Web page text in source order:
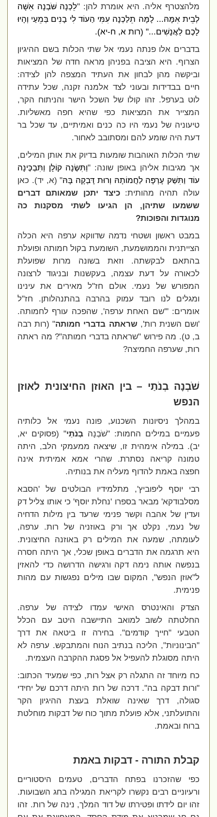
מלהצטרף אליה. היא אומרת להן: "לֵכְנָה שֹּׁבְנָה אִשָּׁה
לְבֵית אִמָּהּ... לָמָּה תֵלַכְנָה עִמִּי הַעוֹד לִי בָנִים בְּמֵעַי וְהָיוּ
לָכֶם לַאֲנָשִׁים..." (רות א, ח-יא).
בדברים אלו פנתה נעמי אל שתי הכלות בשם ההיגיון
הצרוף. היא הציבה בפניהן מראה חדה של המציאות
וביקשה מהן לבחון את העתיד המצפה להן לצידה:
חיים בבדידות ובעוני לצד אלמנה זקנה, שכל עתידה
לוט בערפל. זהו קולו של השכל הישר והניתוח הקר,
המצייר את המציאות כפי שהיא חפה מאשליות.
טיעוניה של נעמי היו כה כנים ואמיתיים, עד שכל בר
דעת היה שומע להם ומסתובב לאחור.
שתי הכלות האוהבות שומעות בדיוק את אותן המילים,
אך מגיבות אליהן באופן שונה: "וַתִּשֶּׂנָה קוֹלָן וַתִּבְכֶּינָה
עוֹד וַתִּשַּׁק עָרְפָּה לַחֲמוֹתָהּ וְרוּת דָּבְקָה בָּהּ" (א, יד). כאן
עולה תהיה מהותית:כיצד יתכן שמאותם דברים
ששמעו שתיהן, הן הגיעו לשתי מסקנות כה
מנוגדות והפוכות?
במבט ראשון ושטחי נדמה שדווקא ערפה היא הכלה
הצייתנית והממושמעת, השומעת בקול חמותה ופועלת
בהתאם לבקשתה. וזאת בשונה מרות שפועלת
לכאורה על דעת עצמה, בעקשנות ובניגוד לרצונה
המפורש של נעמי. אולם חז"ל מאירים את עינינו
ומגלים לנו רובד עמוק בהרבה בהתנהלותן. חז"ל
אומרים: "'שם האחת ערפה', שהפכה עורף לחמותה.
'ושם השנית רות',שראתה בדברי חמותה" (רות רבה
ב, ט). מה פירוש "שראתה בדברי חמותה"? מה ראתה
רות, שערפה החמיצה?
שֹׁבְנָה בְנֹתַי – בין האוזן החיצונית לאוזן
הנפש
במהלך ניסיונות השכנוע, פונה נעמי אל כלותיה
פעמיים במילים החמות: "שֹׁבְנָהבְנֹתַי" (פסוקים יא,
יב). במילה אימהית זו, שיצאה ממעמקי הלב, היתה
טמונה קריאה נסתרת. שהרי אמא אמיתית אינה
חפצה באמת להדוף מעליה את בנותיה.
רבי יוסף ליפוביץ', מתלמידיו הבולטים של 'הסבא
מסלבודקא' מבאר בספרו 'נחלת יוסף' כי אותו צליל דק
ועדין של אהבה וקשר פנימי שרעד בין מילות הדחיה
של נעמי, נקלט אך ורק באוזניה של רות. ערפה,
לעומתה, שמעה את המילים רק באוזנה החיצונית.
היא תרגמה את הדברים באופן שכלי, אך היתה חסרה
בנפשה אותה נימה דקה ורגישה הדרושה כדי להאזין
ל"אוזן הנפש", המקום שבו מילים נפגשות עם מהות
פנימית.
הצדק והאינטרס האישי עמדו לצידה של ערפה.
החלטתה לשוב למואב התיישבה היטב עם הכלל
הטבעי "חייך קודמים". בחירה זו ביטאה את דרך
"הבינוניות", הליכה בנתיב הנוח והמתבקש. ערפה לא
היתה מסוגלת להעפיל אל פסגת ההקרבה העצמית.
כח מיוחד זה התגלה רק אצל רות, כפי שמעיד הכתוב:
"ורות דבקה בה". דרכה של רות היתה דרכם של יחידי
סגולה, דרך שאינה שואלת בעצת ההיגיון הקר
והתועלתני, אלא פועלת מתוך כוח של דבקות מוחלטת
ברוח ובאמת.
קבלת התורה - דבקות באמת
כפי שהזכרנו בפתח הדברים, טעמים היסטוריים
ורעיוניים רבים נקשרו לקריאת המגילה בחג השבועות.
זהו יום לידתו ופטירתו של דוד המלך, נינה של רות. זהו